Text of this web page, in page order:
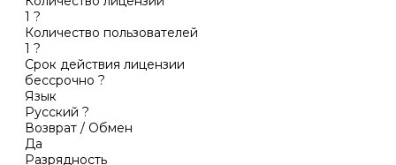
1 ?
Количество пользователей
1 ?
Срок действия лицензии
бессрочно ?
Язык
Русский ?
Возврат / Обмен
Да
Разрядность